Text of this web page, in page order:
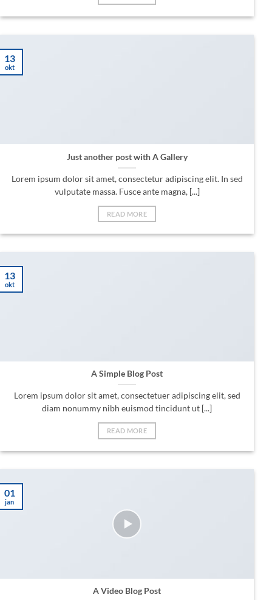
Just another post with A Gallery
Lorem ipsum dolor sit amet, consectetur adipiscing elit. In sed
vulputate massa. Fusce ante magna, [...]
READ MORE
13
okt
A Simple Blog Post
Lorem ipsum dolor sit amet, consectetuer adipiscing elit, sed
diam nonummy nibh euismod tincidunt ut [...]
READ MORE
13
okt
A Video Blog Post
01
jan